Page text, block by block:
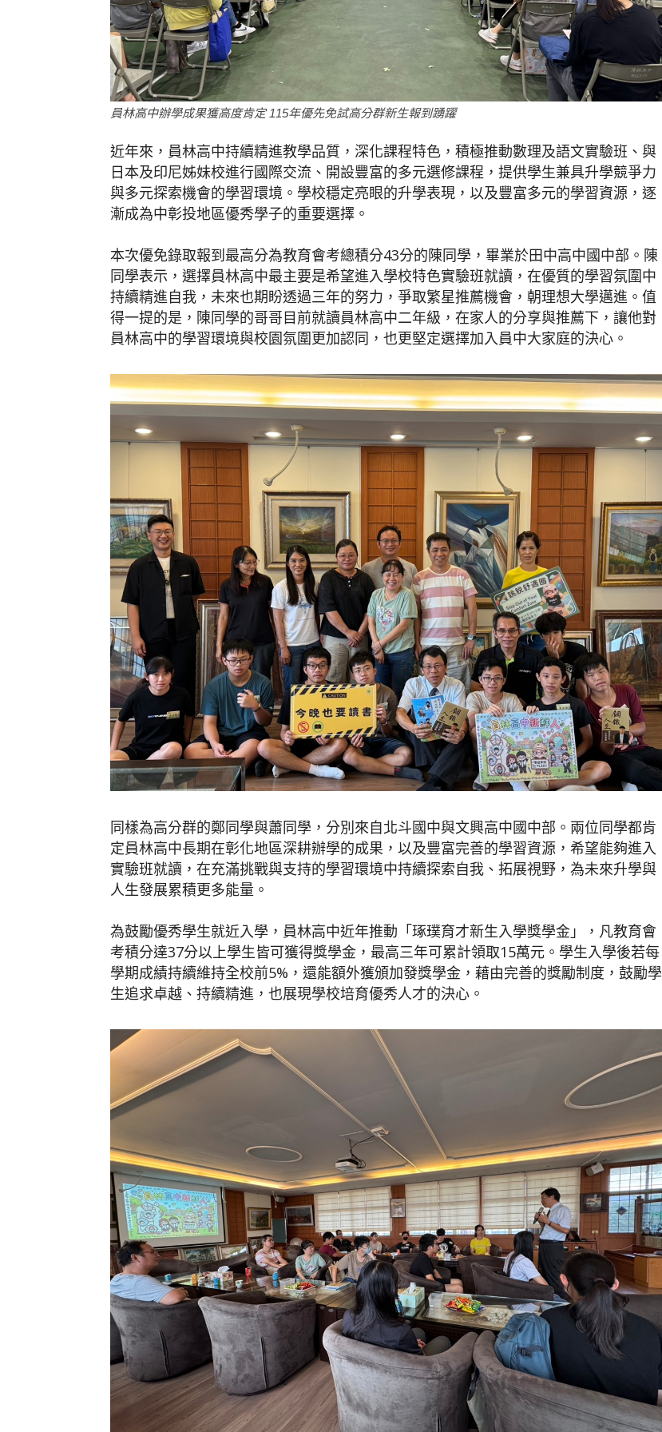
員林高中辦學成果獲高度肯定 115年優先免試高分群新生報到踴躍
近年來，員林高中持續精進教學品質，深化課程特色，積極推動數理及語文實驗班、與
日本及印尼姊妹校進行國際交流、開設豐富的多元選修課程，提供學生兼具升學競爭力
與多元探索機會的學習環境。學校穩定亮眼的升學表現，以及豐富多元的學習資源，逐
漸成為中彰投地區優秀學子的重要選擇。
本次優免錄取報到最高分為教育會考總積分43分的陳同學，畢業於田中高中國中部。陳
同學表示，選擇員林高中最主要是希望進入學校特色實驗班就讀，在優質的學習氛圍中
持續精進自我，未來也期盼透過三年的努力，爭取繁星推薦機會，朝理想大學邁進。值
得一提的是，陳同學的哥哥目前就讀員林高中二年級，在家人的分享與推薦下，讓他對
員林高中的學習環境與校園氛圍更加認同，也更堅定選擇加入員中大家庭的決心。
同樣為高分群的鄭同學與蕭同學，分別來自北斗國中與文興高中國中部。兩位同學都肯
定員林高中長期在彰化地區深耕辦學的成果，以及豐富完善的學習資源，希望能夠進入
實驗班就讀，在充滿挑戰與支持的學習環境中持續探索自我、拓展視野，為未來升學與
人生發展累積更多能量。
為鼓勵優秀學生就近入學，員林高中近年推動「琢璞育才新生入學獎學金」，凡教育會
考積分達37分以上學生皆可獲得獎學金，最高三年可累計領取15萬元。學生入學後若每
學期成績持續維持全校前5%，還能額外獲頒加發獎學金，藉由完善的獎勵制度，鼓勵學
生追求卓越、持續精進，也展現學校培育優秀人才的決心。